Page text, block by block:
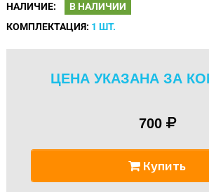
НАЛИЧИЕ:
В НАЛИЧИИ
КОМПЛЕКТАЦИЯ: 1 ШТ.
ЦЕНА УКАЗАНА ЗА
700
Купить